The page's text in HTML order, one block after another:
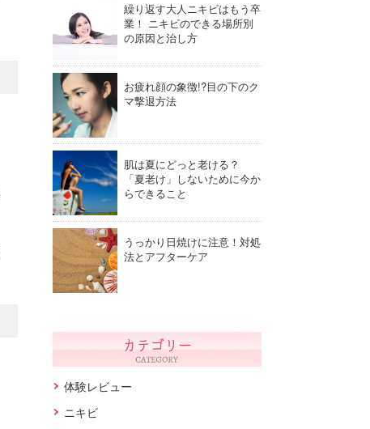
繰り返す大人ニキビはもう卒
業！ ニキビのできる場所別
の原因と治し方
お疲れ顔の象徴!?目の下のク
マ撃退方法
肌は夏にどっと老ける？
「夏老け」しないために今か
らできること
うっかり日焼けに注意！対処
法とアフターケア
体験レビュー
ニキビ